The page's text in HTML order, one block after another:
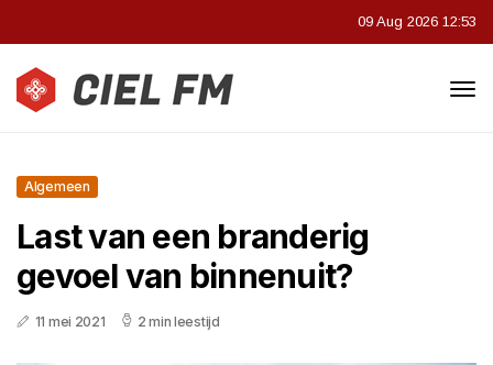
09 Aug 2026 12:53
Algemeen
Last van een branderig
gevoel van binnenuit?
11 mei 2021 2 min leestijd